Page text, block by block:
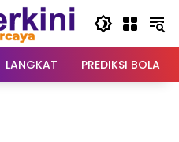
LANGKAT PREDIKSI BOLA